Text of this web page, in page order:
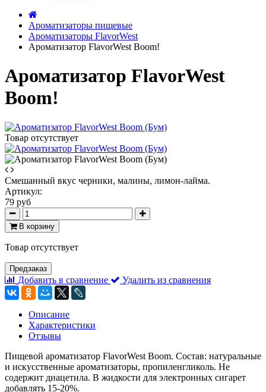
Ароматизаторы пищевые
Ароматизаторы FlavorWest
Ароматизатор FlavorWest Boom!
Ароматизатор FlavorWest
Boom!
Товар отсутствует
Смешанный вкус черники, малины, лимон-лайма.
Артикул:
79 руб
В корзину
Товар отсутствует
Предзаказ
Добавить в сравнение Удалить из сравнения
Описание
Характеристики
Отзывы
Пищевой ароматизатор FlavorWest Boom. Состав: натуральные
и искусственные ароматизаторы, пропиленгликоль. Не
содержит диацетила. В жидкости для электронных сигарет
добавлять 15-20%.